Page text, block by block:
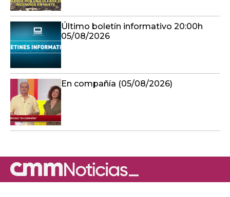
Último boletín informativo 20:00h
05/08/2026
En compañía (05/08/2026)